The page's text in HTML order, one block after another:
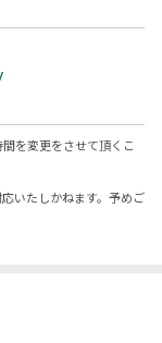
を変更をさせて頂くこ
いたしかねます。予めご